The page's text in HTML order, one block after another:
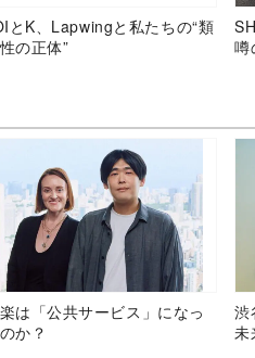
とK、Lapwingと私たちの“類
の正体”
噂
は「公共サービス」になっ
か？
渋
未